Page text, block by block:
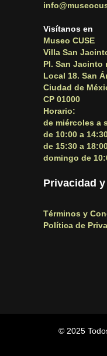
Visítanos en
Museo CUSE
Villa San
Pl. San Jacinto
Local 18. San
Ciudad de
CP 01000
Horario:
de miércoles a
de 10:00 a
de 15:30 a
domingo de
Privacidad
Términos y
Política de
© 2025